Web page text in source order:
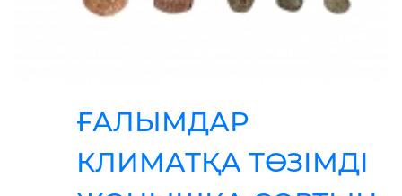
ҒАЛЫМДАР
КЛИМАТҚА ТӨЗІМДІ